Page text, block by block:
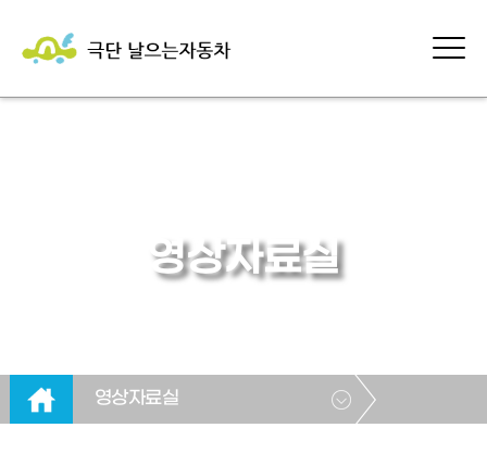
영상자료실
영상자료실